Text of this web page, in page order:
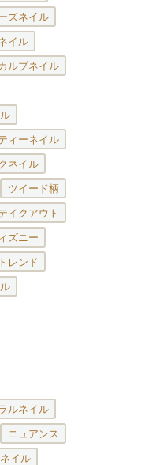
ズネイル
イル
ルプネイル
ィーネイル
ネイル
ツイード柄
イクアウト
ズニー
トレンド
ルネイル
ニュアンス
イル